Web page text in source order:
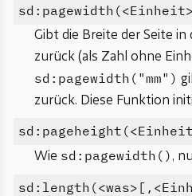
Gibt die Breite der Seite
zurück (als Zahl ohne
sd:pagewidth("mm")
zurück. Diese Funktion
Wie sd:pagewidth() ,